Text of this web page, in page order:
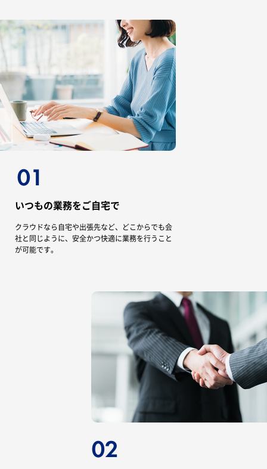
いつもの業務をご自宅で
クラウドなら自宅や出張先など、どこからでも会
社と同じように、安全かつ快適に業務を行うこと
が可能です。